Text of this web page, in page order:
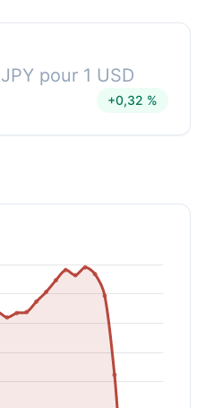
JPY pour 1 USD
+0,32 %